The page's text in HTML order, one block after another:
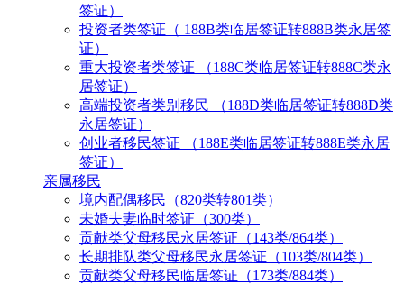
签证）
投资者类签证（ 188B类临居签证转888B类永居签
证）
重大投资者类签证 （188C类临居签证转888C类永
居签证）
高端投资者类别移民 （188D类临居签证转888D类
永居签证）
创业者移民签证 （188E类临居签证转888E类永居
签证）
亲属移民
境内配偶移民（820类转801类）
未婚夫妻临时签证（300类）
贡献类父母移民永居签证（143类/864类）
长期排队类父母移民永居签证（103类/804类）
贡献类父母移民临居签证（173类/884类）